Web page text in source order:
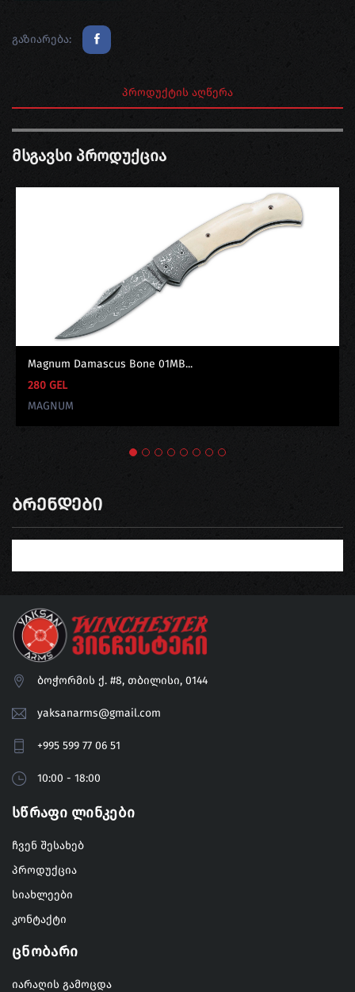
გაზიარება:
ᲞᲠᲝᲓᲣᲥᲢᲘᲡ ᲐᲦᲬᲔᲠᲐ
Მსგავსი Პროდუქცია
Magnum Damascus Bone 01MB...
280 GEL
MAGNUM
Ბრენდები
ბოჭორმის ქ. #8, თბილისი, 0144
yaksanarms@gmail.com
+995 599 77 06 51
10:00 - 18:00
Სწრაფი Ლინკები
ჩვენ შესახებ
პროდუქცია
სიახლეები
კონტაქტი
Ცნობარი
იარაღის გამოცდა